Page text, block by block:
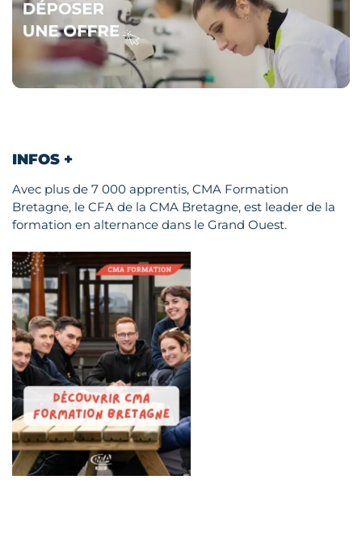
INFOS +
Avec plus de 7 000 apprentis, CMA Formation
Bretagne, le CFA de la CMA Bretagne, est leader de la
formation en alternance dans le Grand Ouest.